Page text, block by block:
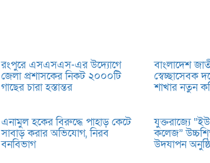
রংপুরে এসএসএস-এর উদ্যোগে
জেলা প্রশাসকের নিকট ২০০০টি
গাছের চারা হস্তান্তর
বাংলাদেশ
স্বেচ্ছাসেবক
শাখার নতুন
এনামুল হকের বিরুদ্ধে পাহাড় কেটে
সাবাড় করার অভিযোগ, নিরব
বনবিভাগ
যুক্তরাজ্যে
কলেজ”
উদযাপন